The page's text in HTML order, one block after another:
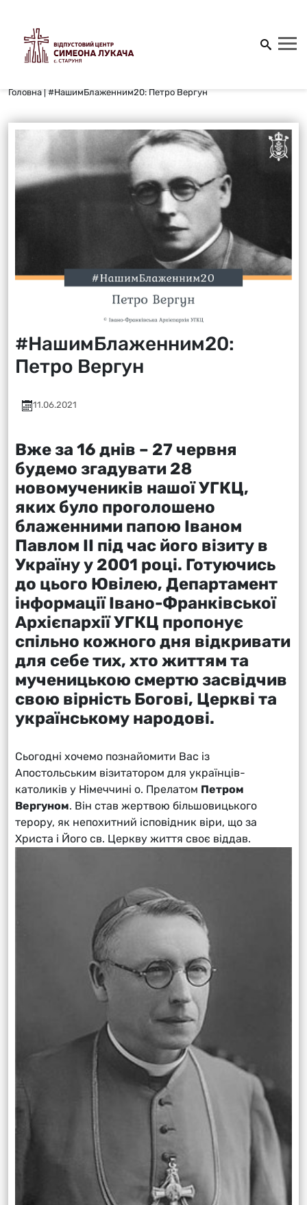
Головна | #НашимБлаженним20: Петро Вергун
#НашимБлаженним20:
Петро Вергун
11.06.2021
Вже за 16 днів – 27 червня
будемо згадувати 28
новомучеників нашої УГКЦ,
яких було проголошено
блаженними папою Іваном
Павлом ІІ під час його візиту в
Україну у 2001 році. Готуючись
до цього Ювілею, Департамент
інформації Івано-Франківської
Архієпархії УГКЦ пропонує
спільно кожного дня відкривати
для себе тих, хто життям та
мученицькою смертю засвідчив
свою вірність Богові, Церкві та
українському народові.
Сьогодні хочемо познайомити Вас із
Апостольським візитатором для українців-
католиків у Німеччині о. Прелатом Петром
Вергуном. Він став жертвою більшовицького
терору, як непохитний ісповідник віри, що за
Христа і Його св. Церкву життя своє віддав.